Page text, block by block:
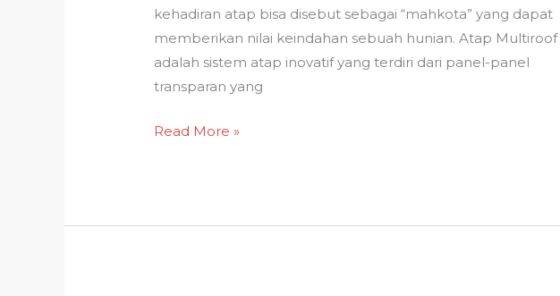
kehadiran atap bisa disebut sebagai “mahkota” yang dapat
memberikan nilai keindahan sebuah hunian. Atap Multiroof
adalah sistem atap inovatif yang terdiri dari panel-panel
transparan yang
Read More »